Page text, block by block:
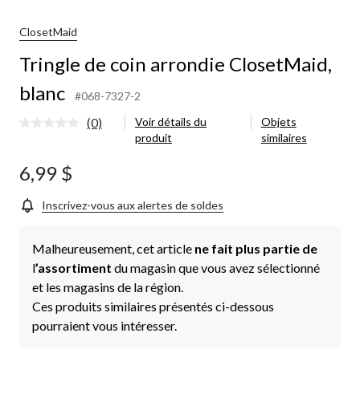
ClosetMaid
Tringle de coin arrondie ClosetMaid,
blanc
#068-7327-2
Aucune
vers
page.
(0)
Voir détails du
produit
Objets
similaires
6,99 $
Inscrivez-vous aux alertes de soldes
Malheureusement, cet article ne fait plus partie de
l’assortiment du magasin que vous avez sélectionné
et les magasins de la région.
Ces produits similaires présentés ci-dessous
pourraient vous intéresser.